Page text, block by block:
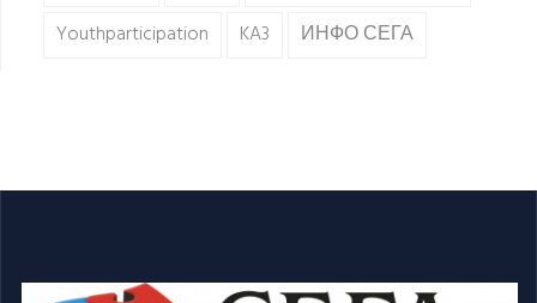
Youthparticipation
KA3 ИНФО СЕГА